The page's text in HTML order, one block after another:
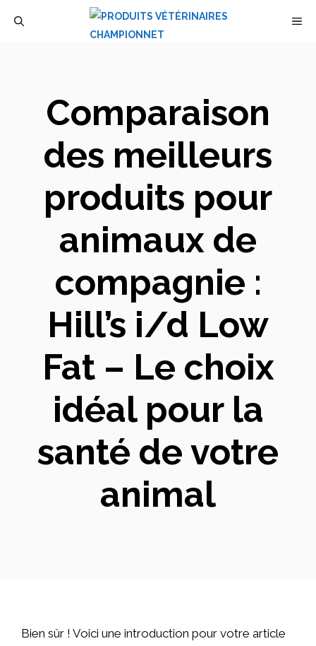
Comparaison
des meilleurs
produits pour
animaux de
compagnie :
Hill’s i/d Low
Fat – Le choix
idéal pour la
santé de votre
animal
Bien sûr ! Voici une introduction pour votre article